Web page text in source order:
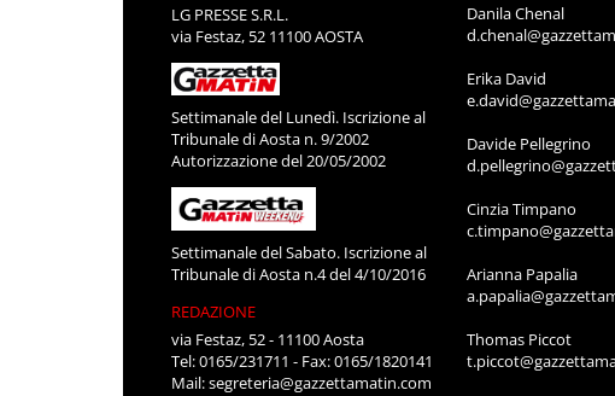
LG PRESSE S.R.L.
via Festaz, 52 11100 AOSTA
Settimanale del Lunedì. Iscrizione al
Tribunale di Aosta n. 9/2002
Autorizzazione del 20/05/2002
Settimanale del Sabato. Iscrizione al
Tribunale di Aosta n.4 del 4/10/2016
REDAZIONE
via Festaz, 52 - 11100 Aosta
Tel: 0165/231711 - Fax: 0165/1820141
Mail:segreteria@gazzettamatin.com
Danila Chenal
Erika David
Davide Pellegrino
Cinzia Timpano
Arianna Papalia
Thomas Piccot